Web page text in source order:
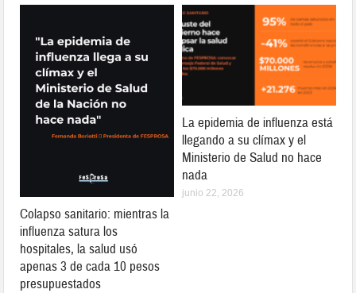
Colapso sanitario: mientras la
influenza satura los
hospitales, la salud usó
apenas 3 de cada 10 pesos
presupuestados
La epidemia de influenza está
llegando a su clímax y el
Ministerio de Salud no hace
nada
junio 22, 2026